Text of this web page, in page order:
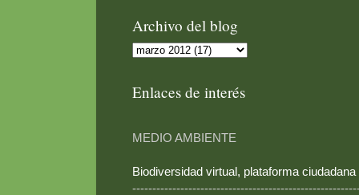
Archivo del blog
Enlaces de interés
MEDIO AMBIENTE
Biodiversidad virtual, plataforma ciudadana